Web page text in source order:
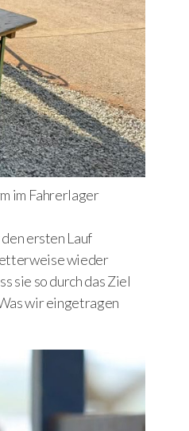
im Fahrerlager
ersten Lauf
wieder
sie so durch das Ziel
wir eingetragen